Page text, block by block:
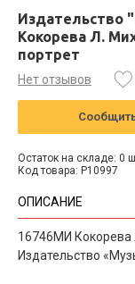
Издательство
Кокорева Л.
портрет
Нет отзывов
Остаток на складе: 0
Код товара: P10997
ОПИСАНИЕ
16746МИ Кокорева
Издательство